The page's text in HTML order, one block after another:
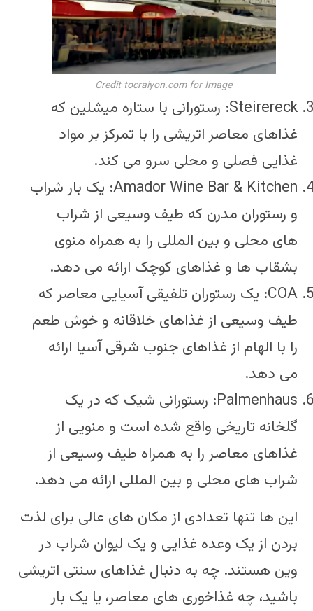
Credit tocraiyon.com for Image
Steirereck: رستورانی با ستاره میشلین که
غذاهای معاصر اتریشی را با تمرکز بر مواد
غذایی فصلی و محلی سرو می کند.
Amador Wine Bar & Kitchen: یک بار شراب
و رستوران مدرن که طیف وسیعی از شراب
های محلی و بین المللی را به همراه منوی
بشقاب ها و غذاهای کوچک ارائه می دهد.
COA: یک رستوران تلفیقی آسیایی معاصر که
طیف وسیعی از غذاهای خلاقانه و خوش طعم
را با الهام از غذاهای جنوب شرقی آسیا ارائه
می دهد.
Palmenhaus: رستورانی شیک که در یک
گلخانه تاریخی واقع شده است و منویی از
غذاهای معاصر را به همراه طیف وسیعی از
شراب های محلی و بین المللی ارائه می دهد.
این ها تنها تعدادی از مکان های عالی برای لذت
بردن از یک وعده غذایی و یک لیوان شراب در
وین هستند. چه به دنبال غذاهای سنتی اتریشی
باشید، چه غذاخوری های معاصر، یا یک بار